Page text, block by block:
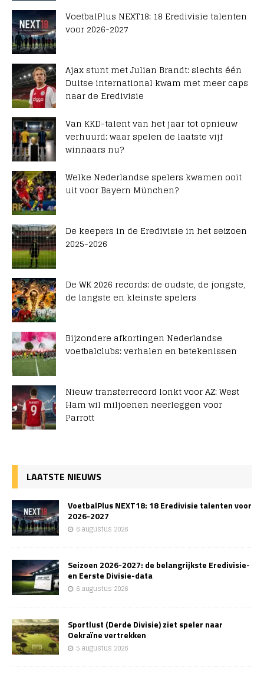
VoetbalPlus NEXT18: 18 Eredivisie talenten
voor 2026-2027
Ajax stunt met Julian Brandt: slechts één
Duitse international kwam met meer caps
naar de Eredivisie
Van KKD-talent van het jaar tot opnieuw
verhuurd: waar spelen de laatste vijf
winnaars nu?
Welke Nederlandse spelers kwamen ooit
uit voor Bayern München?
De keepers in de Eredivisie in het seizoen
2025-2026
De WK 2026 records: de oudste, de jongste,
de langste en kleinste spelers
Bijzondere afkortingen Nederlandse
voetbalclubs: verhalen en betekenissen
Nieuw transferrecord lonkt voor AZ: West
Ham wil miljoenen neerleggen voor
Parrott
LAATSTE NIEUWS
VoetbalPlus NEXT18: 18 Eredivisie talenten voor
2026-2027
6 augustus 2026
Seizoen 2026-2027: de belangrijkste Eredivisie-
en Eerste Divisie-data
6 augustus 2026
Sportlust (Derde Divisie) ziet speler naar
Oekraïne vertrekken
5 augustus 2026